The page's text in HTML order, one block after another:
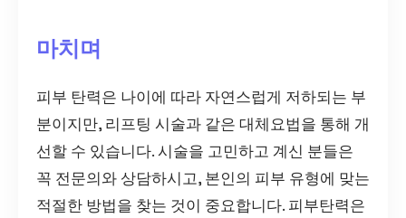
마치며
피부 탄력은 나이에 따라 자연스럽게 저하되는 부
분이지만, 리프팅 시술과 같은 대체요법을 통해 개
선할 수 있습니다. 시술을 고민하고 계신 분들은
꼭 전문의와 상담하시고, 본인의 피부 유형에 맞는
적절한 방법을 찾는 것이 중요합니다. 피부탄력은